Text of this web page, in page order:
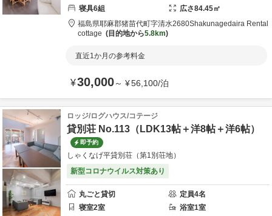
寝具6組 広さ84.45㎡
福島県耶麻郡猪苗代町字清水2680Shakunagedaira Rental
cottage
目的地から5.8km
直近1か月の参考料金
¥30,000～ ¥56,100/泊
ロッジ/ログハウス/コテージ
貸別荘 No.113（LDK13帖＋洋8帖＋洋6帖）
即予約
しゃくなげ平貸別荘（第1別荘地）
新型コロナウイルス対策あり
丸ごと貸切 定員4名
寝室2室 浴室1室